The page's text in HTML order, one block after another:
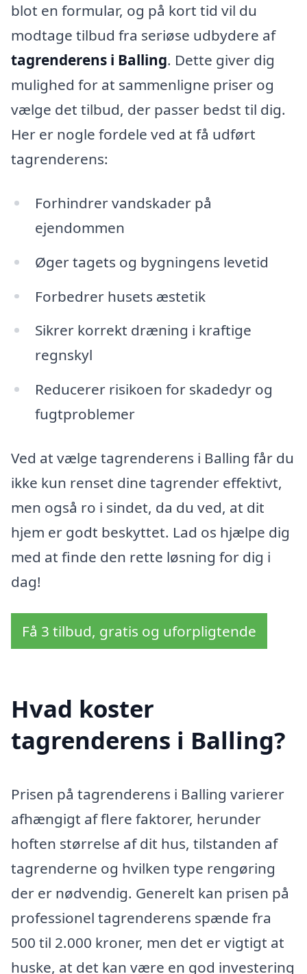
blot en formular, og på kort tid vil du
modtage tilbud fra seriøse udbydere af
tagrenderens i Balling. Dette giver dig
mulighed for at sammenligne priser og
vælge det tilbud, der passer bedst til dig.
Her er nogle fordele ved at få udført
tagrenderens:
Forhindrer vandskader på
ejendommen
Øger tagets og bygningens levetid
Forbedrer husets æstetik
Sikrer korrekt dræning i kraftige
regnskyl
Reducerer risikoen for skadedyr og
fugtproblemer
Ved at vælge tagrenderens i Balling får du
ikke kun renset dine tagrender effektivt,
men også ro i sindet, da du ved, at dit
hjem er godt beskyttet. Lad os hjælpe dig
med at finde den rette løsning for dig i
dag!
Få 3 tilbud, gratis og uforpligtende
Hvad koster
tagrenderens i Balling?
Prisen på tagrenderens i Balling varierer
afhængigt af flere faktorer, herunder
hoften størrelse af dit hus, tilstanden af
tagrenderne og hvilken type rengøring
der er nødvendig. Generelt kan prisen på
professionel tagrenderens spænde fra
500 til 2.000 kroner, men det er vigtigt at
huske, at det kan være en god investering